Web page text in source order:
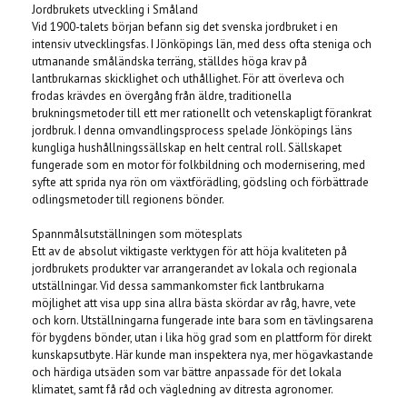
Jordbrukets utveckling i Småland
Vid 1900-talets början befann sig det svenska jordbruket i en
intensiv utvecklingsfas. I Jönköpings län, med dess ofta steniga och
utmanande småländska terräng, ställdes höga krav på
lantbrukarnas skicklighet och uthållighet. För att överleva och
frodas krävdes en övergång från äldre, traditionella
brukningsmetoder till ett mer rationellt och vetenskapligt förankrat
jordbruk. I denna omvandlingsprocess spelade Jönköpings läns
kungliga hushållningssällskap en helt central roll. Sällskapet
fungerade som en motor för folkbildning och modernisering, med
syfte att sprida nya rön om växtförädling, gödsling och förbättrade
odlingsmetoder till regionens bönder.
Spannmålsutställningen som mötesplats
Ett av de absolut viktigaste verktygen för att höja kvaliteten på
jordbrukets produkter var arrangerandet av lokala och regionala
utställningar. Vid dessa sammankomster fick lantbrukarna
möjlighet att visa upp sina allra bästa skördar av råg, havre, vete
och korn. Utställningarna fungerade inte bara som en tävlingsarena
för bygdens bönder, utan i lika hög grad som en plattform för direkt
kunskapsutbyte. Här kunde man inspektera nya, mer högavkastande
och härdiga utsäden som var bättre anpassade för det lokala
klimatet, samt få råd och vägledning av ditresta agronomer.